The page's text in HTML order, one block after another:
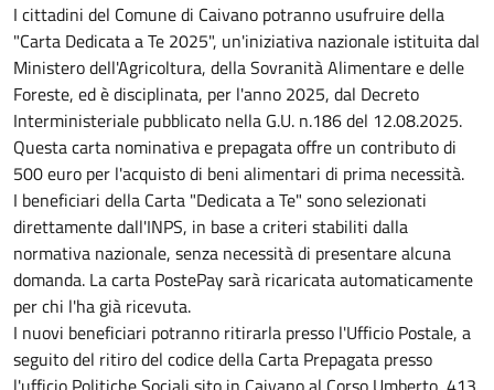
I cittadini del Comune di Caivano potranno usufruire della
"Carta Dedicata a Te 2025", un'iniziativa nazionale istituita dal
Ministero dell'Agricoltura, della Sovranità Alimentare e delle
Foreste, ed è disciplinata, per l'anno 2025, dal Decreto
Interministeriale pubblicato nella G.U. n.186 del 12.08.2025.
Questa carta nominativa e prepagata offre un contributo di
500 euro per l'acquisto di beni alimentari di prima necessità.
I beneficiari della Carta "Dedicata a Te" sono selezionati
direttamente dall'INPS, in base a criteri stabiliti dalla
normativa nazionale, senza necessità di presentare alcuna
domanda. La carta PostePay sarà ricaricata automaticamente
per chi l'ha già ricevuta.
I nuovi beneficiari potranno ritirarla presso l'Ufficio Postale, a
seguito del ritiro del codice della Carta Prepagata presso